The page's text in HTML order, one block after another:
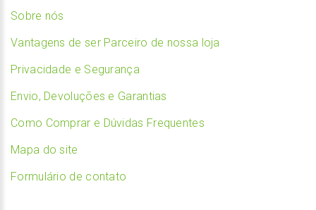
Sobre nós
Vantagens de ser Parceiro de nossa loja
Privacidade e Segurança
Envio, Devoluções e Garantias
Como Comprar e Dúvidas Frequentes
Mapa do site
Formulário de contato